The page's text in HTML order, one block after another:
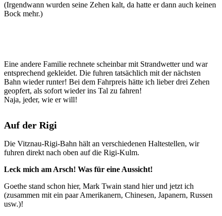
(Irgendwann wurden seine Zehen kalt, da hatte er dann auch keinen
Bock mehr.)
Eine andere Familie rechnete scheinbar mit Strandwetter und war
entsprechend gekleidet. Die fuhren tatsächlich mit der nächsten
Bahn wieder runter! Bei dem Fahrpreis hätte ich lieber drei Zehen
geopfert, als sofort wieder ins Tal zu fahren!
Naja, jeder, wie er will!
Auf der Rigi
Die Vitznau-Rigi-Bahn hält an verschiedenen Haltestellen, wir
fuhren direkt nach oben auf die Rigi-Kulm.
Leck mich am Arsch! Was für eine Aussicht!
Goethe stand schon hier, Mark Twain stand hier und jetzt ich
(zusammen mit ein paar Amerikanern, Chinesen, Japanern, Russen
usw.)!